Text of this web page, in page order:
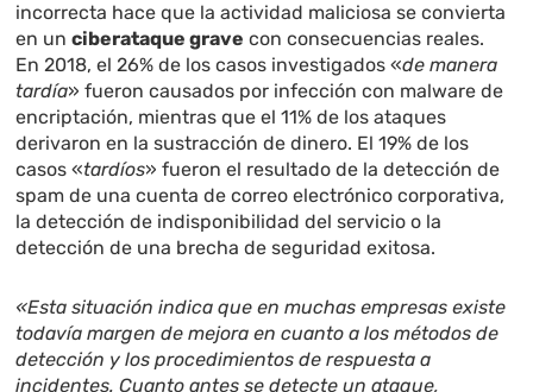
incorrecta hace que la actividad maliciosa se convierta
en unciberataque grave con consecuencias reales.
En 2018, el 26% de los casos investigados «de manera
tardía» fueron causados por infección con malware de
encriptación, mientras que el 11% de los ataques
derivaron en la sustracción de dinero. El 19% de los
casos «tardíos» fueron el resultado de la detección de
spam de una cuenta de correo electrónico corporativa,
la detección de indisponibilidad del servicio o la
detección de una brecha de seguridad exitosa.
«Esta situación indica que en muchas empresas existe
todavía margen de mejora en cuanto a los métodos de
detección y los procedimientos de respuesta a
incidentes. Cuanto antes se detecte un ataque,